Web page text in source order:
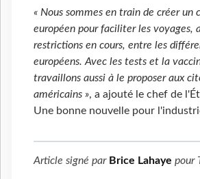
« Nous sommes en train de créer un
européen pour faciliter les voyages,
restrictions en cours, entre les
européens. Avec les tests et la
travaillons aussi à le proposer aux
américains », a ajouté le chef de
Une bonne nouvelle pour
Article signé par Brice Lahaye pour